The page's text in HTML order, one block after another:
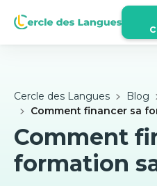
Cercle des Langues Blog
Comment financer sa
Comment
formation